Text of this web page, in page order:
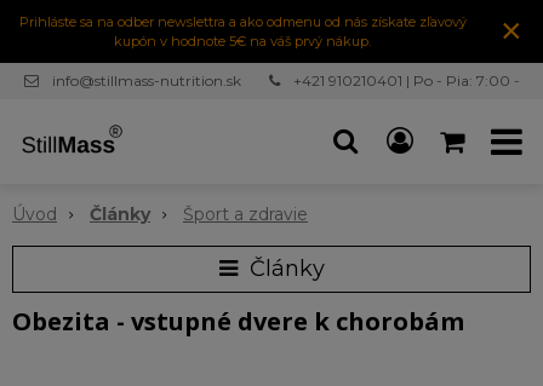
Prihláste sa na odber newslettra a ako odmenu od nás získate zľavový
kupón v hodnote 5€ na váš prvý nákup.
×
info@stillmass-nutrition.sk
+421 910210401 | Po - Pia: 7:00 -
Úvod Články Šport a zdravie
Články
Obezita - vstupné dvere k chorobám